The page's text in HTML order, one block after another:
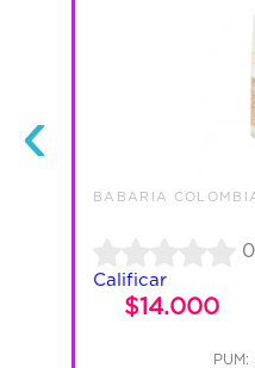
‹
BABARIA
0
Calificar
$14.000